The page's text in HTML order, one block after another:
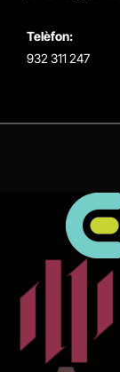
Telèfon:
932 311 247